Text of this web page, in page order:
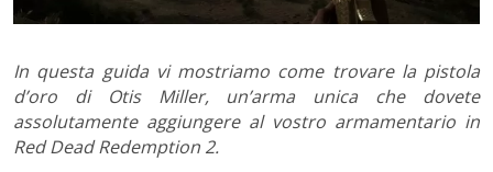
In questa guida vi mostriamo come trovare la pistola
d’oro di Otis Miller, un’arma unica che dovete
assolutamente aggiungere al vostro armamentario in
Red Dead Redemption 2.